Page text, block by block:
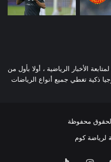
الأخبار الرياضية ، أولا بأول من
ذكية تغطي جميع أنواع الرياضات
محفوظة
لرياضة كوم